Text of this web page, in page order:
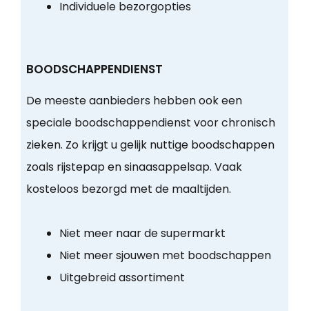
Individuele bezorgopties
BOODSCHAPPENDIENST
De meeste aanbieders hebben ook een
speciale boodschappendienst voor chronisch
zieken. Zo krijgt u gelijk nuttige boodschappen
zoals rijstepap en sinaasappelsap. Vaak
kosteloos bezorgd met de maaltijden.
Niet meer naar de supermarkt
Niet meer sjouwen met boodschappen
Uitgebreid assortiment